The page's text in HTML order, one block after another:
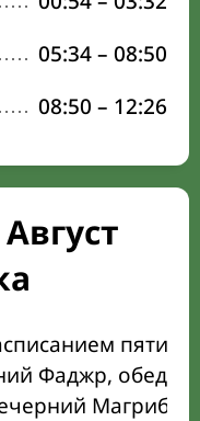
05:34– 08:50
08:50 – 12:26
пяти
Фаджр,
Магриб